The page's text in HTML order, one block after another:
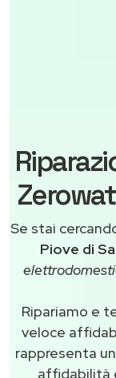
Se stai
Piove di
Ripariamo e
veloce
rappresenta
affidabilità